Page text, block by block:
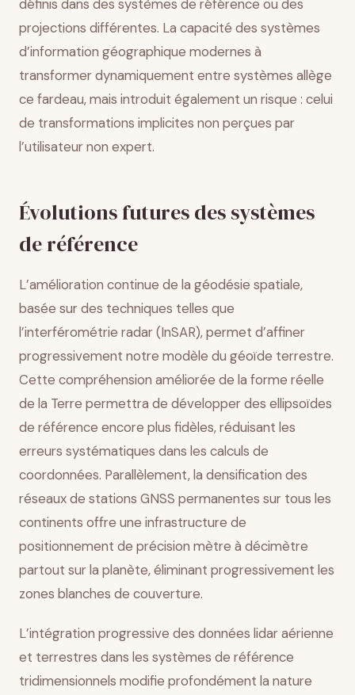
définis dans des systèmes de référence ou des
projections différentes. La capacité des systèmes
d’information géographique modernes à
transformer dynamiquement entre systèmes allège
ce fardeau, mais introduit également un risque : celui
de transformations implicites non perçues par
l’utilisateur non expert.
Évolutions futures des systèmes
de référence
L’amélioration continue de la géodésie spatiale,
basée sur des techniques telles que
l’interférométrie radar (InSAR), permet d’affiner
progressivement notre modèle du géoïde terrestre.
Cette compréhension améliorée de la forme réelle
de la Terre permettra de développer des ellipsoïdes
de référence encore plus fidèles, réduisant les
erreurs systématiques dans les calculs de
coordonnées. Parallèlement, la densification des
réseaux de stations GNSS permanentes sur tous les
continents offre une infrastructure de
positionnement de précision mètre à décimètre
partout sur la planète, éliminant progressivement les
zones blanches de couverture.
L’intégration progressive des données lidar aérienne
et terrestres dans les systèmes de référence
tridimensionnels modifie profondément la nature